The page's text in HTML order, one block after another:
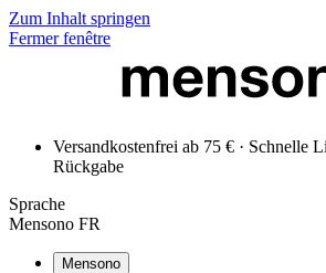
Zum Inhalt springen
Fermer fenêtre
Versandkostenfrei ab 75 € · Schnelle
Rückgabe
Sprache
Mensono FR
Mensono